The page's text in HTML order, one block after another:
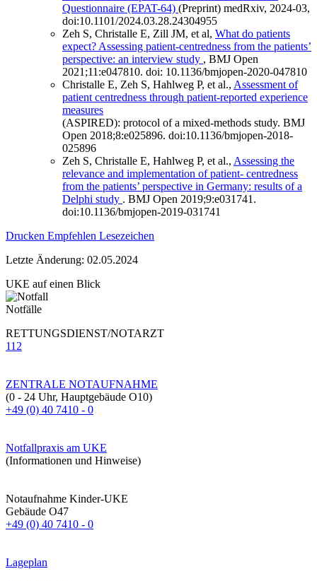
Questionnaire (EPAT-64) (Preprint) medRxiv, 2024-03,
doi:10.1101/2024.03.28.24304955
Zeh S, Christalle E, Zill JM, et al, What do patients
expect? Assessing patient-centredness from the patients’
perspective: an interview study , BMJ Open
2021;11:e047810. doi: 10.1136/bmjopen-2020-047810
Christalle E, Zeh S, Hahlweg P, et al., Assessment of
patient centredness through patient-reported experience
measures
(ASPIRED): protocol of a mixed-methods study. BMJ
Open 2018;8:e025896. doi:10.1136/bmjopen-2018-
025896
Zeh S, Christalle E, Hahlweg P, et al., Assessing the
relevance and implementation of patient- centredness
from the patients’ perspective in Germany: results of a
Delphi study . BMJ Open 2019;9:e031741.
doi:10.1136/bmjopen-2019-031741
Drucken Empfehlen Lesezeichen
Letzte Änderung: 02.05.2024
UKE auf einen Blick
Notfälle
RETTUNGSDIENST/NOTARZT
112
ZENTRALE NOTAUFNAHME
(0 - 24 Uhr, Hauptgebäude O10)
+49 (0) 40 7410 - 0
Notfallpraxis am UKE
(Informationen und Hinweise)
Notaufnahme Kinder-UKE
Gebäude O47
+49 (0) 40 7410 - 0
Lageplan